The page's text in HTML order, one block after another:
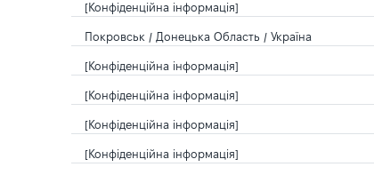
[Конфіденційна інформація]
Покровськ / Донецька Область / Україна
[Конфіденційна інформація]
[Конфіденційна інформація]
[Конфіденційна інформація]
[Конфіденційна інформація]